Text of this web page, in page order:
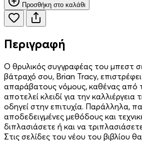
Προσθήκη στο καλάθι
Περιγραφή
Ο θρυλικός συγγραφέας του μπεστ
βάτραχό σου, Brian Tracy,
απαράβατους νόμους, καθένας από
αποτελεί κλειδί για την
οδηγεί στην επιτυχία. Παράλληλα,
αποδεδειγμένες μεθόδους και
διπλασιάσετε ή και να
Στις σελίδες του νέου του βιβλίου